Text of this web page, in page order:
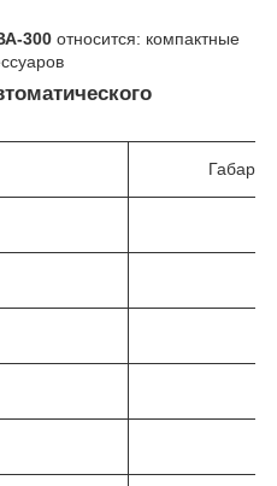
300 относится: компактные